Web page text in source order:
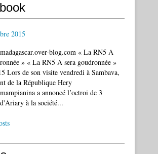
2015
blog.com « La RN5 A
» « La RN5 A sera goudronnée »
Lors de son visite vendredi à Sambava,
de la République Hery
a annoncé l’octroi de 3
à la société...